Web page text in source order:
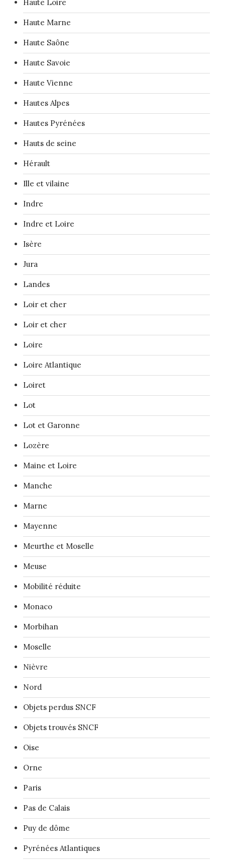
Haute Loire
Haute Marne
Haute Saône
Haute Savoie
Haute Vienne
Hautes Alpes
Hautes Pyrénées
Hauts de seine
Hérault
Ille et vilaine
Indre
Indre et Loire
Isère
Jura
Landes
Loir et cher
Loir et cher
Loire
Loire Atlantique
Loiret
Lot
Lot et Garonne
Lozère
Maine et Loire
Manche
Marne
Mayenne
Meurthe et Moselle
Meuse
Mobilité réduite
Monaco
Morbihan
Moselle
Nièvre
Nord
Objets perdus SNCF
Objets trouvés SNCF
Oise
Orne
Paris
Pas de Calais
Puy de dôme
Pyrénées Atlantiques